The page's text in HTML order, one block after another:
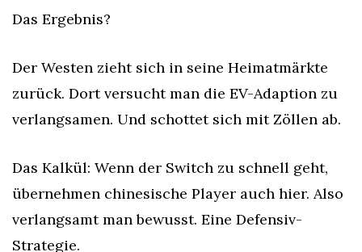
Das Ergebnis?
Der Westen zieht sich in seine Heimatmärkte
zurück. Dort versucht man die EV-Adaption zu
verlangsamen. Und schottet sich mit Zöllen ab.
Das Kalkül: Wenn der Switch zu schnell geht,
übernehmen chinesische Player auch hier. Also
verlangsamt man bewusst. Eine Defensiv-
Strategie.